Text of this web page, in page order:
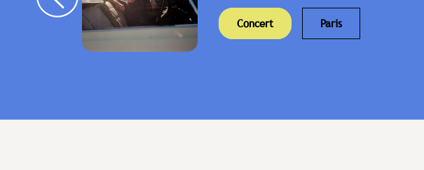
Concert Paris